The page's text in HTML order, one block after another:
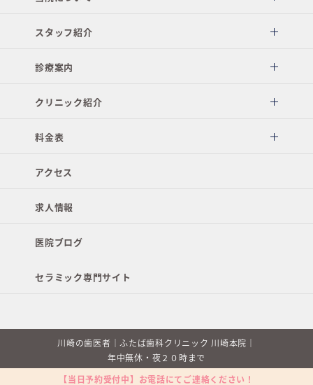
スタッフ紹介
診療案内
クリニック紹介
料金表
アクセス
求人情報
医院ブログ
セラミック専門サイト
川崎の歯医者｜ふたば歯科クリニック 川崎本院｜
年中無休・夜２０時まで
【当日予約受付中】お電話にてご連絡ください！